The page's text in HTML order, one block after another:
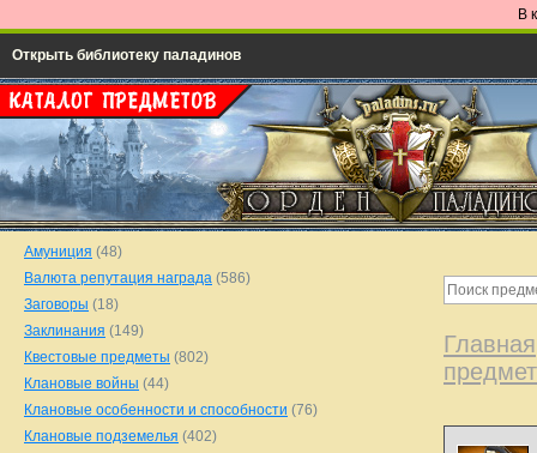
В
Открыть библиотеку паладинов
Главная
Амуниция (48)
Валюта репутация награда (586)
Заговоры (18)
Заклинания (149)
Квестовые предметы (802)
Клановые войны (44)
Клановые особенности и способности (76)
Клановые подземелья (402)